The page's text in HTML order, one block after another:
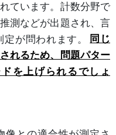
ています。計数分野で
測などが出題され、言
が問われます。
同じ
れるため、問題パター
を上げられるでしょ